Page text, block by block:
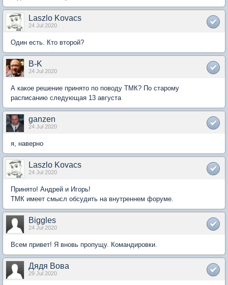
Laszlo Kovacs
24 Jul 2020
Один есть. Кто второй?
B-K
24 Jul 2020
А какое решение принято по поводу ТМК? По старому
расписанию следующая 13 августа
ganzen
24 Jul 2020
я, наверно
Laszlo Kovacs
24 Jul 2020
Принято! Андрей и Игорь!
ТМК имеет смысл обсудить на внутреннем форуме.
Biggles
24 Jul 2020
Всем привет! Я вновь пропущу. Командировки.
Дядя Вова
29 Jul 2020